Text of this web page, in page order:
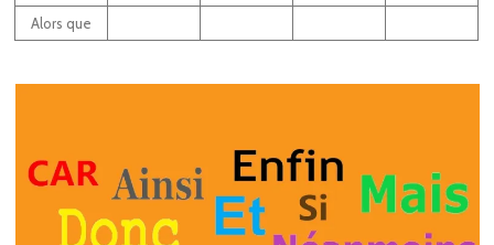
Alors que